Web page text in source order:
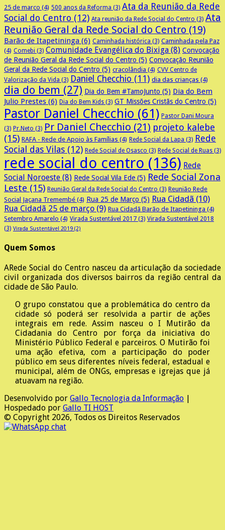
25 de marco (4) 500 anos da Reforma (3) Ata da Reunião da Rede
Social do Centro (12) Ata reunião da Rede Social do Centro (3) Ata
Reunião Geral da Rede Social do Centro (19)
Barão de Itapetininga (6) Caminhada histórica (3) Caminhada pela Paz
(4) Comebi (3) Comunidade Evangélica do Bixiga (8) Convocação
de Reunião Geral da Rede Social do Centro (5) Convocação Reunião
Geral da Rede Social do Centro (5) cracolândia (4) CVV Centro de
Valorização da Vida (3) Daniel Checchio (11) dia das crianças (4)
dia do bem (27) Dia do Bem #TamoJunto (5) Dia do Bem
Julio Prestes (6) Dia do Bem Kids (3) GT Missões Cristãs do Centro (5)
Pastor Daniel Checchio (61) Pastor Dani Moura
(3) Pr.Neto (3) Pr Daniel Checchio (21) projeto kalebe
(15) RAFA - Rede de Apoio às Famílias (4) Rede Social da Lapa (3) Rede
Social das Vilas (12) Rede Social de Osasco (3) Rede Social de Ruas (3)
rede social do centro (136) Rede
Social Noroeste (8) Rede Social Vila Ede (5) Rede Social Zona
Leste (15) Reunião Geral da Rede Social do Centro (3) Reunião Rede
Social Jaçana Tremembé (4) Rua 25 de Março (5) Rua Cidadã (10)
Rua Cidadã 25 de março (9) Rua Cidadã Barão de Itapetininga (4)
Setembro Amarelo (4) Virada Sustentável 2017 (3) Virada Sustentável 2018
(3) Virada Sustentável 2019 (2)
Quem Somos
ARede Social do Centro nasceu da articulação da sociedade
civil organizada dos diversos bairros da região central da
cidade de São Paulo.
O grupo constatou que a problemática do centro da
cidade só poderá ser resolvida a partir de ações
integrais em rede. Assim nasceu o I Mutirão da
Cidadania do Centro por força da iniciativa do
Ministério Público Federal e parceiros. O Mutirão foi
uma ação efetiva, com a participação do poder
público em seus diferentes níveis federal, estadual e
municipal, além de ONGs, empresas e igrejas que já
atuavam na região.
Desenvolvido por Gallo Tecnologia da Informação
Hospedado por Gallo TI HOST
© Copyright 2026, Todos os Direitos Reservados